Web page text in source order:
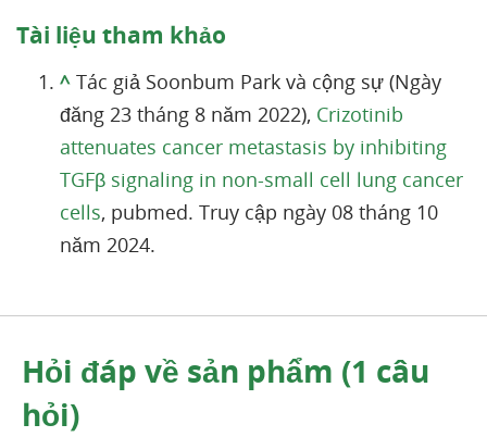
Tài liệu tham khảo
^ Tác giả Soonbum Park và cộng sự (Ngày
đăng 23 tháng 8 năm 2022), Crizotinib
attenuates cancer metastasis by inhibiting
TGFβ signaling in non-small cell lung cancer
cells, pubmed. Truy cập ngày 08 tháng 10
năm 2024.
Hỏi đáp về sản phẩm (1 câu
hỏi)